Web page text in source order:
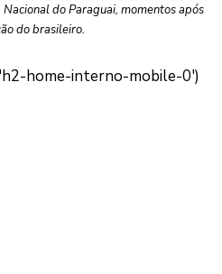
do Paraguai, momentos após
do brasileiro.